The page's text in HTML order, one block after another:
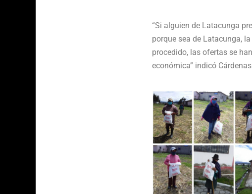
“Si alguien de Latacunga
porque sea de Latacunga,
procedido, las ofertas se
económica” indicó